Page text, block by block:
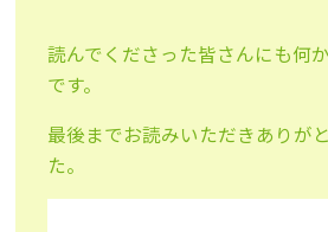
読んでくださった皆さんにも何
です。
最後までお読みいただきありが
た。